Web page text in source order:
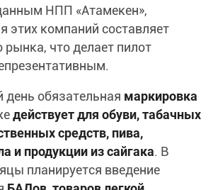
НПП «Атамекен»,
этих компаний составляет
рынка, что делает пилот
день обязательная маркировка
действует для обуви, табачных
средств, пива,
и продукции из сайгака. В
планируется введение